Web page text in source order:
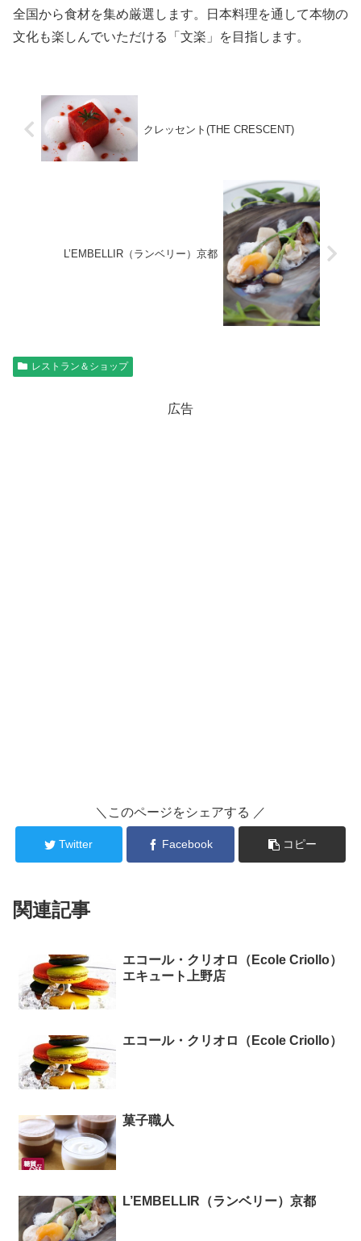
全国から食材を集め厳選します。日本料理を通して本物の
文化も楽しんでいただける「文楽」を目指します。
クレッセント(THE CRESCENT)
L’EMBELLIR（ランベリー）京都
レストラン＆ショップ
広告
＼このページをシェアする ／
Twitter Facebook コピー
関連記事
エコール・クリオロ（Ecole Criollo）
エキュート上野店
エコール・クリオロ（Ecole Criollo）
菓子職人
L’EMBELLIR（ランベリー）京都